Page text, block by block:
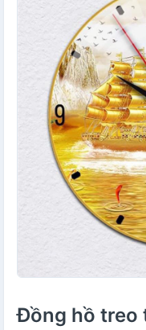
Đồng hồ treo